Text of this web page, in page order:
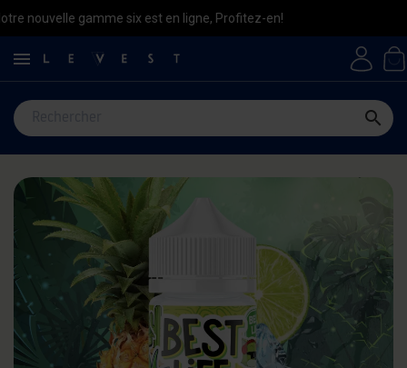
gamme six est en ligne, Profitez-en!

search